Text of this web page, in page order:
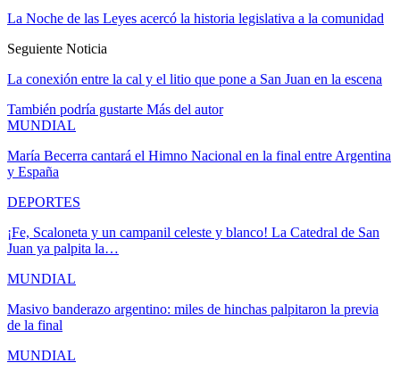
La Noche de las Leyes acercó la historia legislativa a la comunidad
Seguiente Noticia
La conexión entre la cal y el litio que pone a San Juan en la escena
También podría gustarte Más del autor
MUNDIAL
María Becerra cantará el Himno Nacional en la final entre Argentina
y España
DEPORTES
¡Fe, Scaloneta y un campanil celeste y blanco! La Catedral de San
Juan ya palpita la…
MUNDIAL
Masivo banderazo argentino: miles de hinchas palpitaron la previa
de la final
MUNDIAL